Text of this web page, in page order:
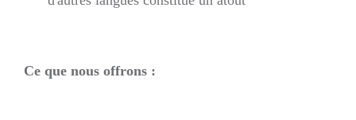
Ce que nous offrons :